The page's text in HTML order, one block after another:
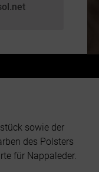
sowie der
des Polsters
für Nappaleder.